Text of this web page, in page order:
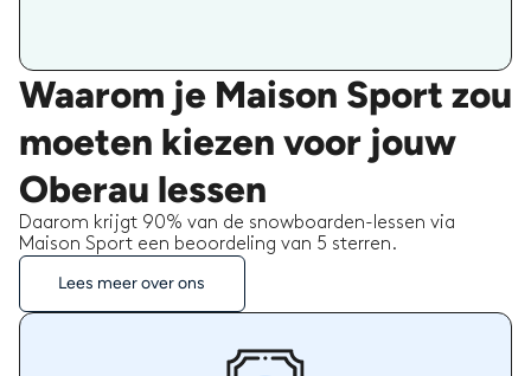
Waarom je Maison Sport zou
moeten kiezen voor jouw
Oberau lessen
Daarom krijgt 90% van de snowboarden-lessen via
Maison Sport een beoordeling van 5 sterren.
Lees meer over ons